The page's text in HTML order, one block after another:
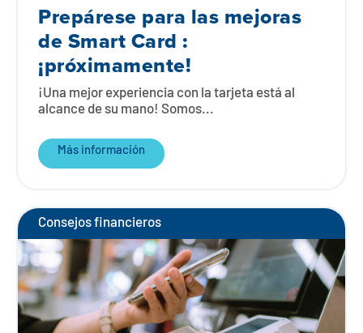
Prepárese para las mejoras
de Smart Card :
¡próximamente!
¡Una mejor experiencia con la tarjeta está al
alcance de su mano! Somos...
Más información
Consejos financieros